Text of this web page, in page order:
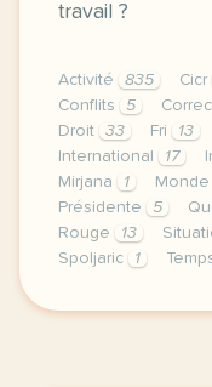
travail ?
Activité 835 Cicr
Conflits
5
Droit
33 Fri 13
International
17
Mirjana
1 Monde
Présidente
5
Rouge
13
Spoljaric
1
le respect de